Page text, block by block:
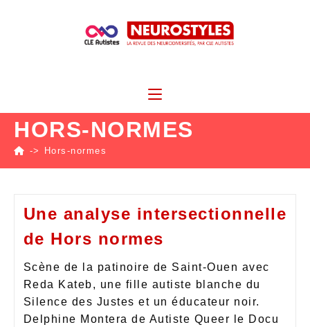
HORS-NORMES
-> Hors-normes
Une analyse intersectionnelle
de Hors normes
Scène de la patinoire de Saint-Ouen avec
Reda Kateb, une fille autiste blanche du
Silence des Justes et un éducateur noir.
Delphine Montera de Autiste Queer le Docu